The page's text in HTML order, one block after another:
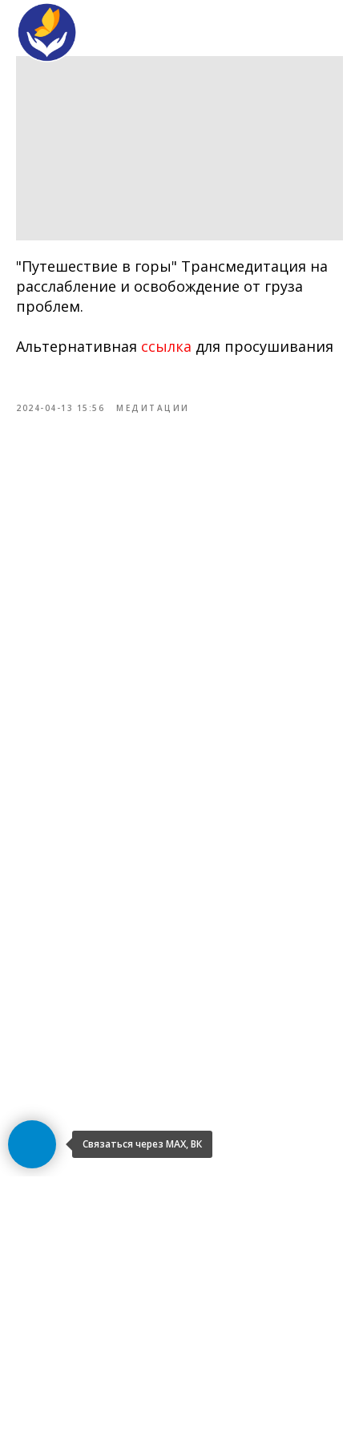
"Путешествие в горы" Трансмедитация на
расслабление и освобождение от груза
проблем.
Альтернативная ссылка для просушивания
2024-04-13 15:56 МЕДИТАЦИИ
Связаться через МАХ, ВК